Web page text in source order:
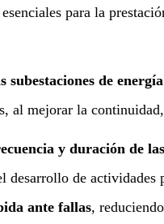
para la
subestaciones de
al mejorar la
y duración de
desarrollo de actividades
ante fallas,